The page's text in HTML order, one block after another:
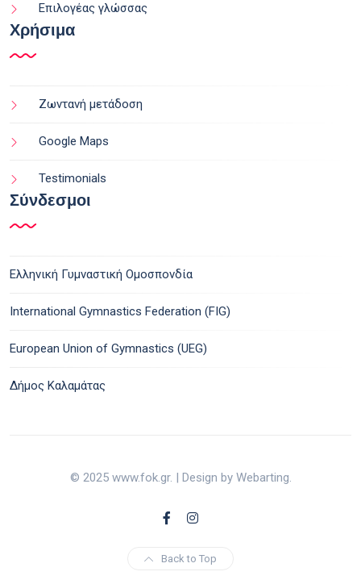
Επιλογέας γλώσσας
Χρήσιμα
Ζωντανή μετάδοση
Google Maps
Testimonials
Σύνδεσμοι
Ελληνική Γυμναστική Ομοσπονδία
International Gymnastics Federation (FIG)
European Union of Gymnastics (UEG)
Δήμος Καλαμάτας
© 2025 www.fok.gr. | Design by Webarting.
Back to Top